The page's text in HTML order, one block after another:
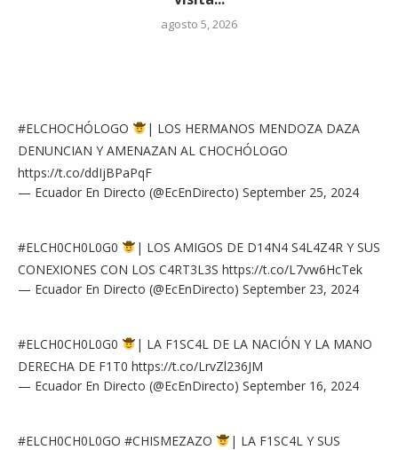
agosto 5, 2026
#ELCHOCHÓLOGO
| LOS HERMANOS MENDOZA DAZA
DENUNCIAN Y AMENAZAN AL CHOCHÓLOGO
https://t.co/ddIjBPaPqF
— Ecuador En Directo (@EcEnDirecto) September 25, 2024
#ELCH0CH0L0G0
| LOS AMIGOS DE D14N4 S4L4Z4R Y SUS
CONEXIONES CON LOS C4RT3L3S https://t.co/L7vw6HcTek
— Ecuador En Directo (@EcEnDirecto) September 23, 2024
#ELCH0CH0L0G0
| LA F1SC4L DE LA NACIÓN Y LA MANO
DERECHA DE F1T0 https://t.co/LrvZl236JM
— Ecuador En Directo (@EcEnDirecto) September 16, 2024
#ELCH0CH0L0GO #CHISMEZAZO
| LA F1SC4L Y SUS